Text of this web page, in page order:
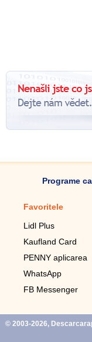
Programe
Favoritele
Lidl Plus
Kaufland Card
PENNY aplicarea
WhatsApp
FB Messenger
© 2003-2026,